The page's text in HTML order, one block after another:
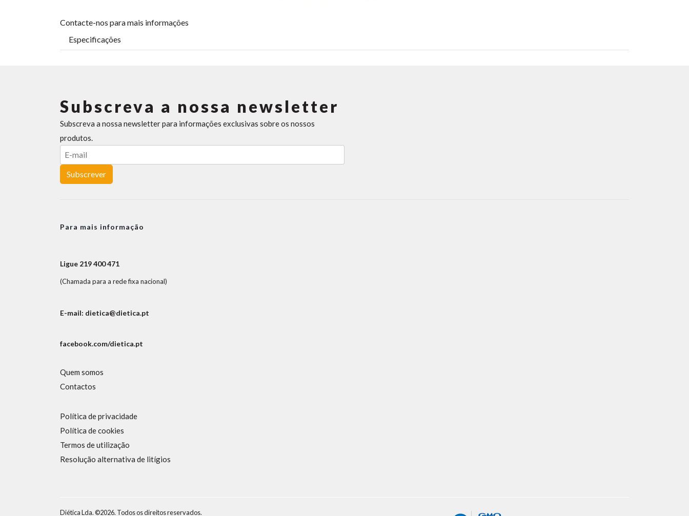
Contacte-nos para mais informações
Especificações
Subscreva a nossa newsletter
Subscreva a nossa newsletter para informações exclusivas sobre os nossos
produtos.
Subscrever
Para mais informação
Ligue 219 400 471
(Chamada para a rede fixa nacional)
E-mail: dietica@dietica.pt
facebook.com/dietica.pt
Quem somos
Contactos
Política de privacidade
Política de cookies
Termos de utilização
Resolução alternativa de litígios
Diética Lda. ©2026. Todos os direitos reservados.